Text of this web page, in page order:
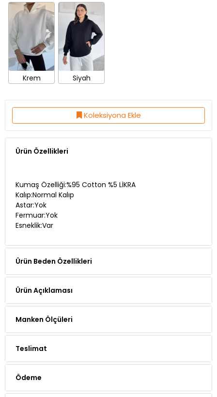
Krem Siyah
Koleksiyona Ekle
Ürün Özellikleri
Kumaş Özelliği:%95 Cotton %5 LİKRA
Kalıp:Normal Kalıp
Astar:Yok
Fermuar:Yok
Esneklik:Var
Ürün Beden Özellikleri
Ürün Açıklaması
Manken Ölçüleri
Teslimat
Ödeme